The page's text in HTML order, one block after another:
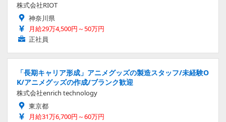
株式会社RIOT
神奈川県
月給29万4,500円～50万円
正社員
「長期キャリア形成」アニメグッズの製造スタッフ/未経験O
K/アニメグッズの作成/ブランク歓迎
株式会社enrich technology
東京都
月給31万6,700円～60万円